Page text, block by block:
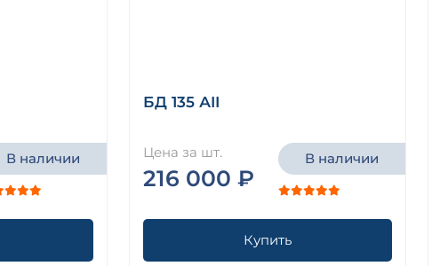
В наличии
БД 135 АII
Цена за шт.
216 000 ₽
В наличии
Купить